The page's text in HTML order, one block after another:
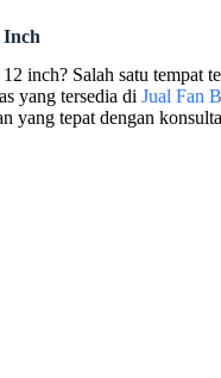
Inch
inch? Salah satu tempat
yang tersedia di Jual Fan
yang tepat dengan